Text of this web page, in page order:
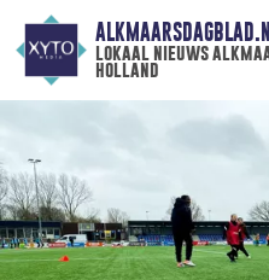
lokaal nieuws
holland